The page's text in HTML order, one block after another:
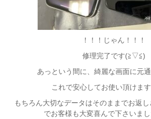
！！！じゃん！！！
修理完了です(≧▽≦)
あっという間に、綺麗な画面に元
これで安心してお使い頂けま
もちろん大切なデータはそのままでお返
でお客様も大変喜んで下さいま